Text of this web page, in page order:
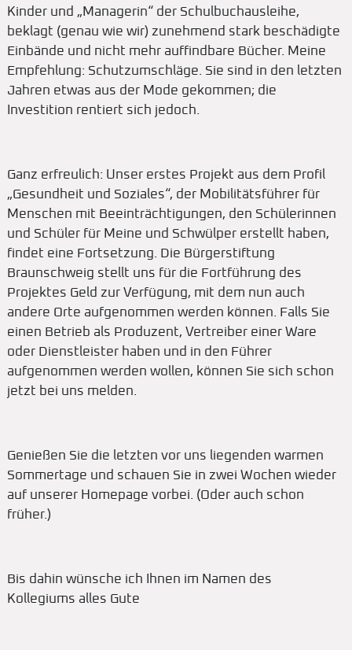
Kinder und „Managerin“ der Schulbuchausleihe,
beklagt (genau wie wir) zunehmend stark beschädigte
Einbände und nicht mehr auffindbare Bücher. Meine
Empfehlung: Schutzumschläge. Sie sind in den letzten
Jahren etwas aus der Mode gekommen; die
Investition rentiert sich jedoch.
Ganz erfreulich: Unser erstes Projekt aus dem Profil
„Gesundheit und Soziales“, der Mobilitätsführer für
Menschen mit Beeinträchtigungen, den Schülerinnen
und Schüler für Meine und Schwülper erstellt haben,
findet eine Fortsetzung. Die Bürgerstiftung
Braunschweig stellt uns für die Fortführung des
Projektes Geld zur Verfügung, mit dem nun auch
andere Orte aufgenommen werden können. Falls Sie
einen Betrieb als Produzent, Vertreiber einer Ware
oder Dienstleister haben und in den Führer
aufgenommen werden wollen, können Sie sich schon
jetzt bei uns melden.
Genießen Sie die letzten vor uns liegenden warmen
Sommertage und schauen Sie in zwei Wochen wieder
auf unserer Homepage vorbei. (Oder auch schon
früher.)
Bis dahin wünsche ich Ihnen im Namen des
Kollegiums alles Gute